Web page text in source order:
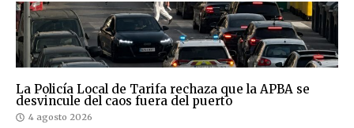
La Policía Local de Tarifa rechaza que la APBA se
desvincule del caos fuera del puerto
4 agosto 2026